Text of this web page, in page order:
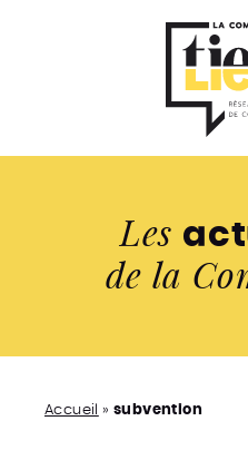
Les
de la
Accueil »subvention